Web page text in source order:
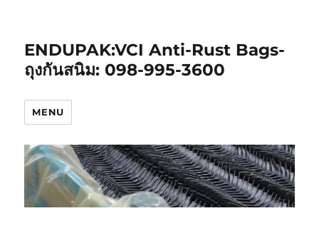
ENDUPAK:VCI Anti-Rust Bags-
ถุงกันสนิม: 098-995-3600
MENU